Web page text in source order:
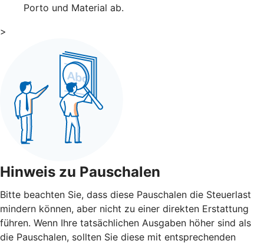
Porto und Material ab.
>
Hinweis zu Pauschalen
Bitte beachten Sie, dass diese Pauschalen die Steuerlast
mindern können, aber nicht zu einer direkten Erstattung
führen. Wenn Ihre tatsächlichen Ausgaben höher sind als
die Pauschalen, sollten Sie diese mit entsprechenden